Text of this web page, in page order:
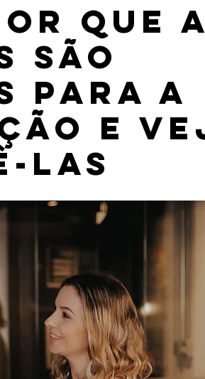
que
são
para a
e
las